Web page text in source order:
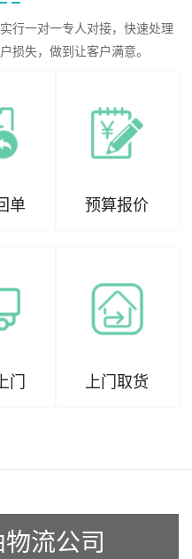
行一对一专人对接，快速处理
损失，做到让客户满意。
单 预算报价
门 上门取货
流公司